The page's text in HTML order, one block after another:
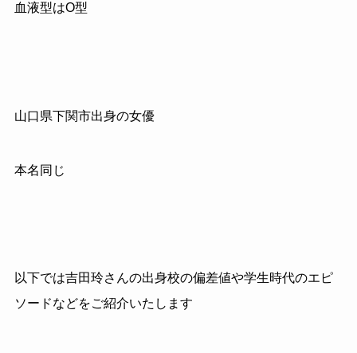
血液型はO型
山口県下関市出身の女優
本名同じ
以下では吉田玲さんの出身校の偏差値や学生時代のエピ
ソードなどをご紹介いたします